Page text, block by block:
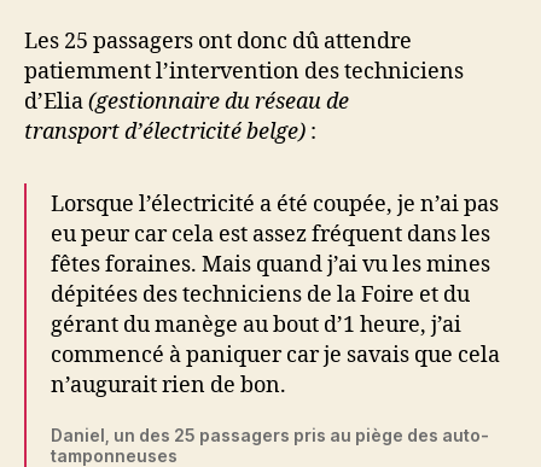
Les 25 passagers ont donc dû attendre
patiemment l’intervention des techniciens
d’Elia(gestionnaire du réseau de
transport d’électricité belge) :
Lorsque l’électricité a été coupée, je n’ai pas
eu peur car cela est assez fréquent dans les
fêtes foraines. Mais quand j’ai vu les mines
dépitées des techniciens de la Foire et du
gérant du manège au bout d’1 heure, j’ai
commencé à paniquer car je savais que cela
n’augurait rien de bon.
Daniel, un des 25 passagers pris au piège des auto-
tamponneuses